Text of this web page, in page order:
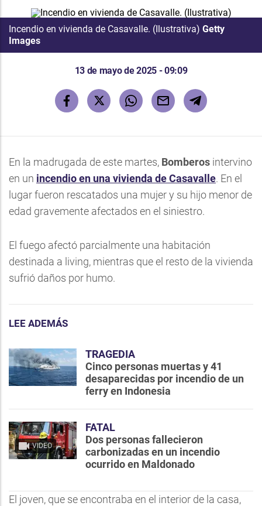
Incendio en vivienda de Casavalle. (Ilustrativa) Getty
Images
13 de mayo de 2025 - 09:09
En la madrugada de este martes, Bomberos intervino
en un incendio en una vivienda de Casavalle. En el
lugar fueron rescatados una mujer y su hijo menor de
edad gravemente afectados en el siniestro.
El fuego afectó parcialmente una habitación
destinada a living, mientras que el resto de la vivienda
sufrió daños por humo.
LEE ADEMÁS
TRAGEDIA
Cinco personas muertas y 41
desaparecidas por incendio de un
ferry en Indonesia
VIDEO
FATAL
Dos personas fallecieron
carbonizadas en un incendio
ocurrido en Maldonado
El joven, que se encontraba en el interior de la casa,